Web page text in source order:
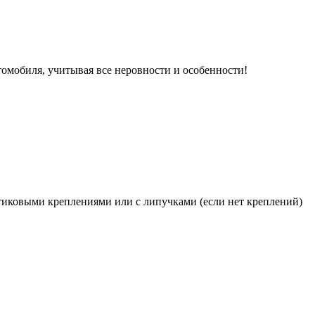
учитывая все неровности и особенности!
креплениями или с липучками (если нет креплений)